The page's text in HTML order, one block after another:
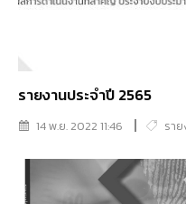
รายงานประจำปี 2565
14 พ.ย. 2022 11:46 รา